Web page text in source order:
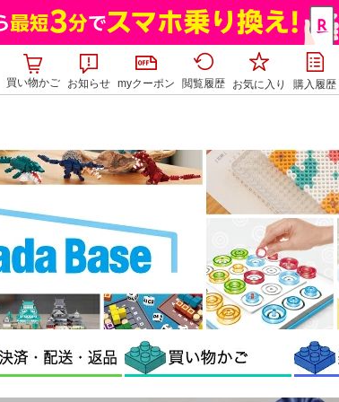
買い物かご お知らせ myクーポン 閲覧履歴 お気に入り 購入履歴